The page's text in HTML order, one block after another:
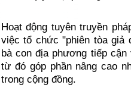
Hoạt động tuyên truyền
việc tổ chức "phiên tòa giả
bà con địa phương tiếp
từ đó góp phần nâng cao
trong cộng đồng.